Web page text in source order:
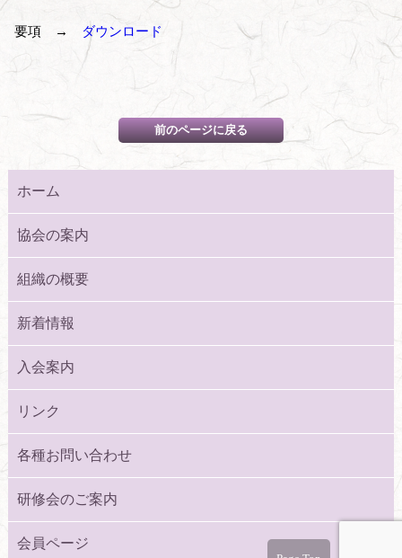
要項 → ダウンロード
ホーム
協会の案内
組織の概要
新着情報
入会案内
リンク
各種お問い合わせ
研修会のご案内
会員ページ